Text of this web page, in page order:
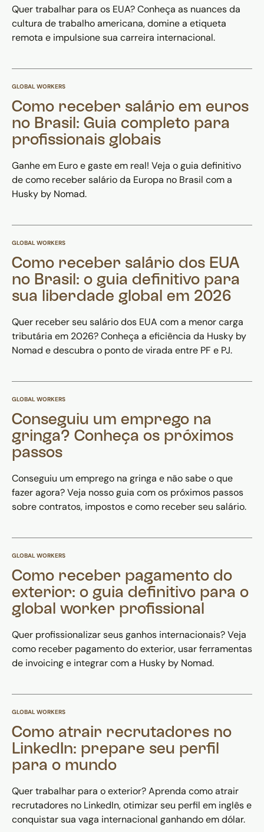
Quer trabalhar para os EUA? Conheça as nuances da
cultura de trabalho americana, domine a etiqueta
remota e impulsione sua carreira internacional.
GLOBAL WORKERS
Como receber salário em euros
no Brasil: Guia completo para
profissionais globais
Ganhe em Euro e gaste em real! Veja o guia definitivo
de como receber salário da Europa no Brasil com a
Husky by Nomad.
GLOBAL WORKERS
Como receber salário dos EUA
no Brasil: o guia definitivo para
sua liberdade global em 2026
Quer receber seu salário dos EUA com a menor carga
tributária em 2026? Conheça a eficiência da Husky by
Nomad e descubra o ponto de virada entre PF e PJ.
GLOBAL WORKERS
Conseguiu um emprego na
gringa? Conheça os próximos
passos
Conseguiu um emprego na gringa e não sabe o que
fazer agora? Veja nosso guia com os próximos passos
sobre contratos, impostos e como receber seu salário.
GLOBAL WORKERS
Como receber pagamento do
exterior: o guia definitivo para o
global worker profissional
Quer profissionalizar seus ganhos internacionais? Veja
como receber pagamento do exterior, usar ferramentas
de invoicing e integrar com a Husky by Nomad.
GLOBAL WORKERS
Como atrair recrutadores no
LinkedIn: prepare seu perfil
para o mundo
Quer trabalhar para o exterior? Aprenda como atrair
recrutadores no LinkedIn, otimizar seu perfil em inglês e
conquistar sua vaga internacional ganhando em dólar.